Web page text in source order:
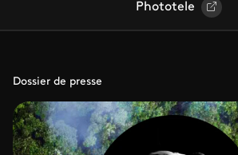
Phototele
Dossier de presse